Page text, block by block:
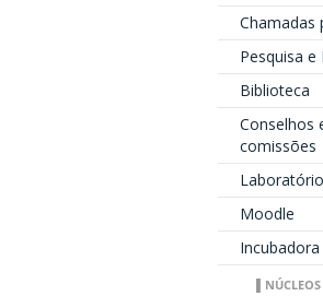
Chamadas
Pesquisa e
Biblioteca
Conselhos
comissões
Moodle
Incubadora
▌NÚCLEOS